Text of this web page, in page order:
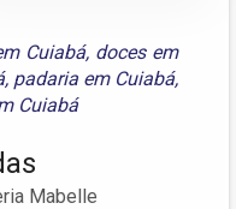
Cuiabá, doces em
, padaria em Cuiabá,
Cuiabá
Mabelle